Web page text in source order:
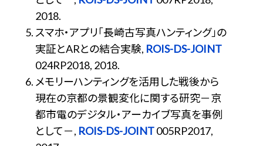
2018.
スマホ・アプリ「長崎古写真ハンティング」の
実証とARとの結合実験, ROIS-DS-JOINT
024RP2018, 2018.
メモリーハンティングを活用した戦後から
現在の京都の景観変化に関する研究－京
都市電のデジタル・アーカイブ写真を事例
として－, ROIS-DS-JOINT005RP2017,